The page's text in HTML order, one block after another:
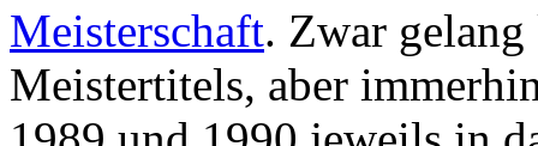
Meisterschaft. Zwar
Meistertitels, aber